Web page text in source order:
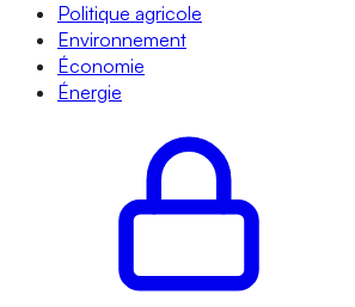
Politique agricole
Environnement
Économie
Énergie